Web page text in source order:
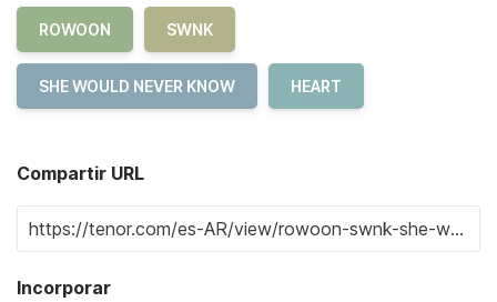
ROWOON SWNK
SHE WOULD NEVER KNOW HEART
Compartir URL
Incorporar